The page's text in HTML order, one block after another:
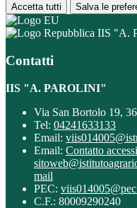
Accetta tutti Salva le
IIS "A.
Contatti
IIS "A. PAROLINI"
Via San Bortolo 19,
Tel: 04241633133
Email:
Email: Contatto
mail
PEC:
C.F.: 80009290240